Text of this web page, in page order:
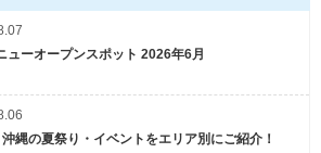
ューオープンスポット 2026年6月
縄の夏祭り・イベントをエリア別にご紹介！